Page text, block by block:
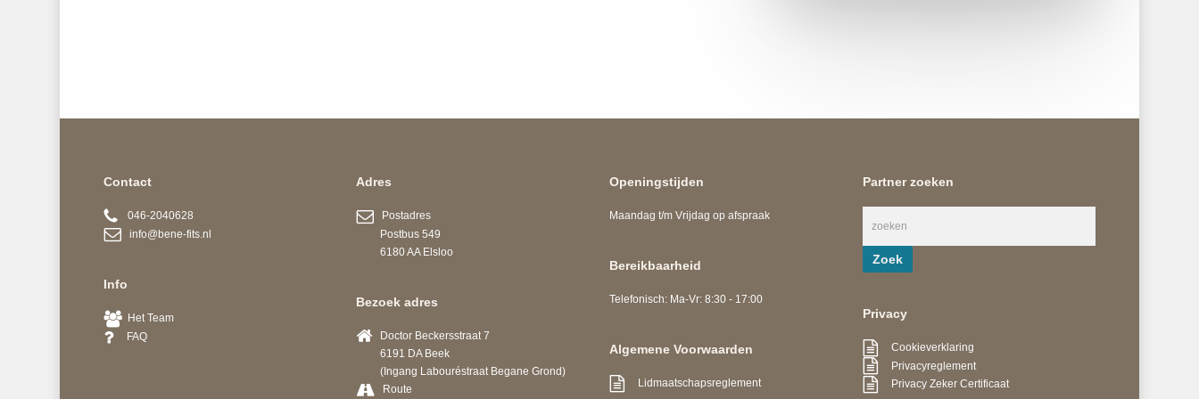
Contact
046-2040628
info@bene-fits.nl
Info
Het Team
FAQ
Adres
Postadres
Postbus 549
6180 AA Elsloo
Bezoek adres
Doctor Beckersstraat 7
6191 DA Beek
(Ingang Labouréstraat Begane Grond)
Route
Openingstijden
Maandag t/m Vrijdag op afspraak
Bereikbaarheid
Telefonisch: Ma-Vr: 8:30 - 17:00
Algemene Voorwaarden
Lidmaatschapsreglement
Partner zoeken
Privacy
Cookieverklaring
Privacyreglement
Privacy Zeker Certificaat